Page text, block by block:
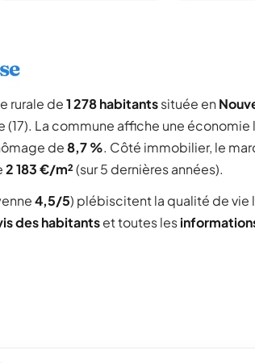
rurale de1 278 habitantssituée en
La commune affiche une économie
de8,7 %. Côté immobilier, le
2 183 €/m²(sur 5 dernières années).
4,5/5) plébiscitent la qualité de
des habitantset toutes les